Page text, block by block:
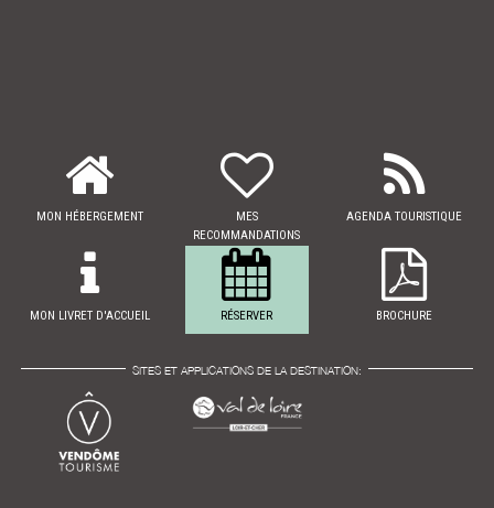
MON HÉBERGEMENT
MES
RECOMMANDATIONS
AGENDA TOURISTIQUE
MON LIVRET D'ACCUEIL RÉSERVER BROCHURE
SITES ET APPLICATIONS DE LA DESTINATION: